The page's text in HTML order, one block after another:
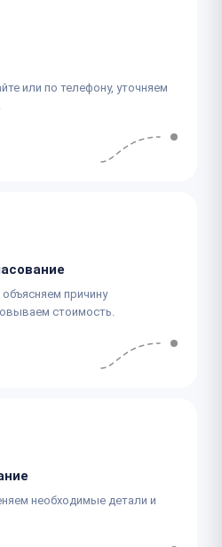
или по телефону, уточняем
причину
стоимость.
необходимые детали и